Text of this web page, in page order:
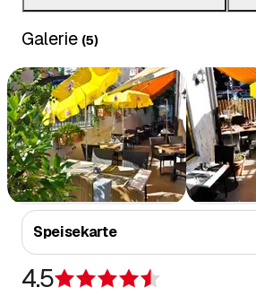
Galerie (5)
Speisekarte
4.5